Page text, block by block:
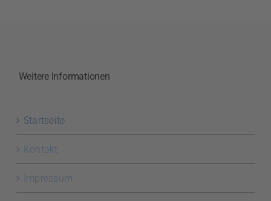
Weitere Informationen
Startseite
Kontakt
Impressum